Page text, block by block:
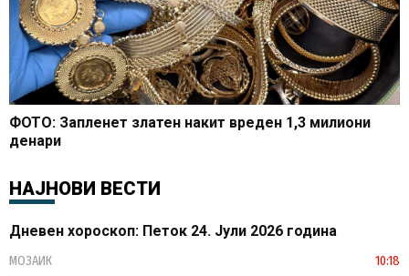
ФОТО: Запленет златен накит вреден 1,3 милиони
денари
НАЈНОВИ ВЕСТИ
Дневен хороскоп: Петок 24. Јули 2026 година
МОЗАИК 10:18